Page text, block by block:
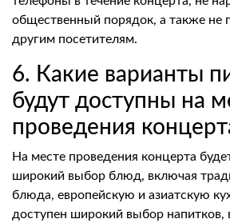
общественный порядок, а также не
другим посетителям.
6. Какие варианты
будут доступны на
проведения
На месте проведения концерта
широкий выбор блюд, включая
блюда, европейскую и азиатскую
доступен широкий выбор напитков,